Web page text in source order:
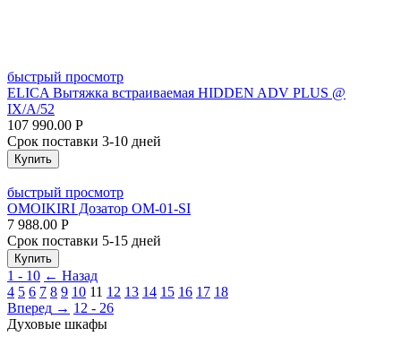
быстрый просмотр
ELICA Вытяжка встраиваемая HIDDEN ADV PLUS @
IX/A/52
107 990.00 Р
Срок поставки 3-10 дней
Купить
быстрый просмотр
OMOIKIRI Дозатор OM-01-SI
7 988.00 Р
Срок поставки 5-15 дней
Купить
1 - 10 ← Назад
4 5 6 7 8 9 10 11 12 13 14 15 16 17 18
Вперед → 12 - 26
Духовые шкафы